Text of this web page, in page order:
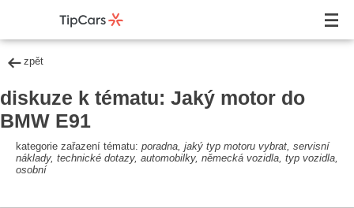
zpět
diskuze k tématu: Jaký motor do
BMW E91
kategorie zařazení tématu: poradna, jaký typ motoru vybrat, servisní
náklady, technické dotazy, automobilky, německá vozidla, typ vozidla,
osobní